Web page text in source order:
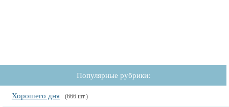
Популярные рубрики:
Хорошего дня (666 шт.)